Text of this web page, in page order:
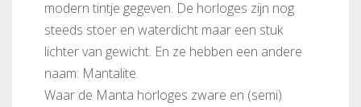
modern tintje gegeven. De horloges zijn nog
steeds stoer en waterdicht maar een stuk
lichter van gewicht. En ze hebben een andere
naam: Mantalite.
Waar de Manta horloges zware en (semi)